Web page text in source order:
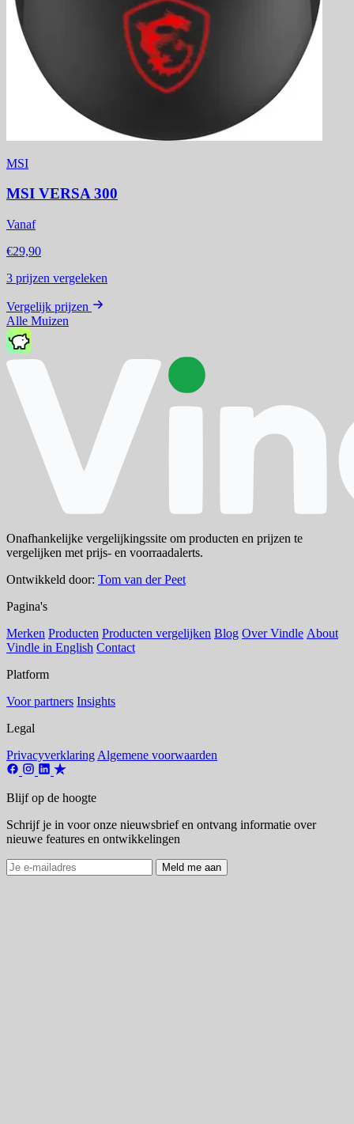
MSI
MSI VERSA 300
Vanaf
€29,90
3 prijzen vergeleken
Vergelijk prijzen
Alle Muizen
Onafhankelijke vergelijkingssite om producten en prijzen te
vergelijken met prijs- en voorraadalerts.
Ontwikkeld door: Tom van der Peet
Pagina's
Merken Producten Producten vergelijken Blog Over Vindle About
Vindle in English Contact
Platform
Voor partners Insights
Legal
Privacyverklaring Algemene voorwaarden
Blijf op de hoogte
Schrijf je in voor onze nieuwsbrief en ontvang informatie over
nieuwe features en ontwikkelingen
Meld me aan